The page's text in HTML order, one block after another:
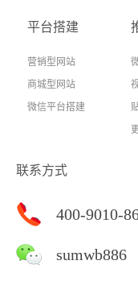
平台搭建
营销型网站
商城型网站
微信平台搭建
联系方式
400-9010-
sumwb886